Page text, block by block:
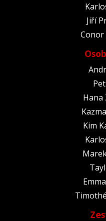
Jiří
Conor
Hana
Kim